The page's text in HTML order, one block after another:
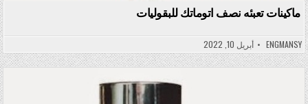
ماكينات تعبئه نصف اتوماتك للبقوليات
ENGMANSY أبريل 10, 2022